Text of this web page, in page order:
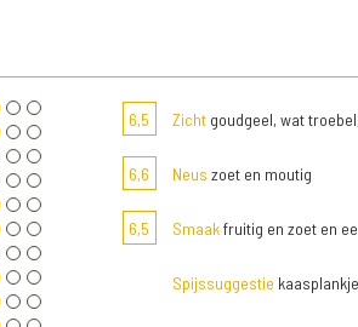
6,5 Zichtgoudgeel, wat
6,6 Neus zoet en moutig
6,5 Smaakfruitig en zoet en
Spijssuggestie